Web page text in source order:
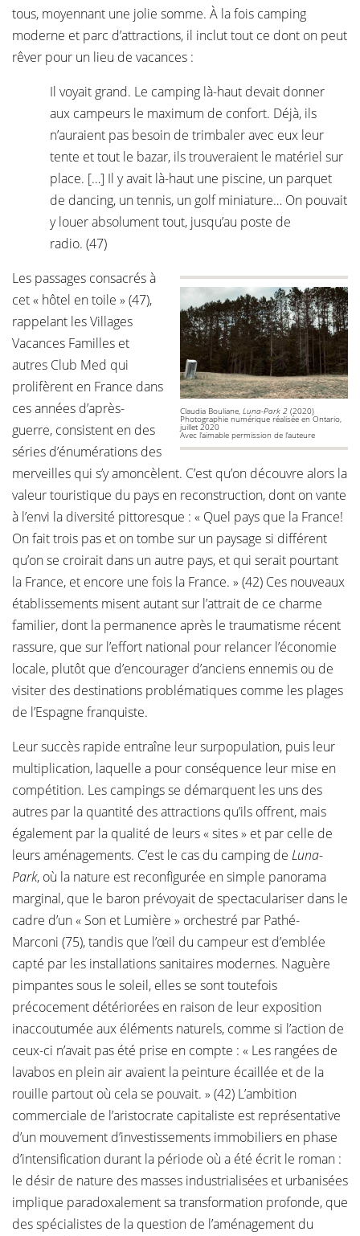
tous, moyennant une jolie somme. À la fois camping
moderne et parc d’attractions, il inclut tout ce dont on peut
rêver pour un lieu de vacances :
Il voyait grand. Le camping là-haut devait donner
aux campeurs le maximum de confort. Déjà, ils
n’auraient pas besoin de trimbaler avec eux leur
tente et tout le bazar, ils trouveraient le matériel sur
place. […] Il y avait là-haut une piscine, un parquet
de dancing, un tennis, un golf miniature… On pouvait
y louer absolument tout, jusqu’au poste de
radio. (47)
Claudia Bouliane, Luna-Park 2 (2020)
Photographie numérique réalisée en Ontario,
juillet 2020
Avec l’aimable permission de l’auteure
Les passages consacrés à
cet « hôtel en toile » (47),
rappelant les Villages
Vacances Familles et
autres Club Med qui
prolifèrent en France dans
ces années d’après-
guerre, consistent en des
séries d’énumérations des
merveilles qui s’y amoncèlent. C’est qu’on découvre alors la
valeur touristique du pays en reconstruction, dont on vante
à l’envi la diversité pittoresque : « Quel pays que la France!
On fait trois pas et on tombe sur un paysage si différent
qu’on se croirait dans un autre pays, et qui serait pourtant
la France, et encore une fois la France. » (42) Ces nouveaux
établissements misent autant sur l’attrait de ce charme
familier, dont la permanence après le traumatisme récent
rassure, que sur l’effort national pour relancer l’économie
locale, plutôt que d’encourager d’anciens ennemis ou de
visiter des destinations problématiques comme les plages
de l’Espagne franquiste.
Leur succès rapide entraîne leur surpopulation, puis leur
multiplication, laquelle a pour conséquence leur mise en
compétition. Les campings se démarquent les uns des
autres par la quantité des attractions qu’ils offrent, mais
également par la qualité de leurs « sites » et par celle de
leurs aménagements. C’est le cas du camping de Luna-
Park, où la nature est reconfigurée en simple panorama
marginal, que le baron prévoyait de spectaculariser dans le
cadre d’un « Son et Lumière » orchestré par Pathé-
Marconi (75), tandis que l’œil du campeur est d’emblée
capté par les installations sanitaires modernes. Naguère
pimpantes sous le soleil, elles se sont toutefois
précocement détériorées en raison de leur exposition
inaccoutumée aux éléments naturels, comme si l’action de
ceux-ci n’avait pas été prise en compte : « Les rangées de
lavabos en plein air avaient la peinture écaillée et de la
rouille partout où cela se pouvait. » (42) L’ambition
commerciale de l’aristocrate capitaliste est représentative
d’un mouvement d’investissements immobiliers en phase
d’intensification durant la période où a été écrit le roman :
le désir de nature des masses industrialisées et urbanisées
implique paradoxalement sa transformation profonde, que
des spécialistes de la question de l’aménagement du